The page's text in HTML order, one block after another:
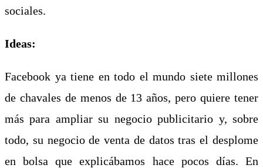
sociales.
Ideas:
Facebook ya tiene en todo el mundo siete millones
de chavales de menos de 13 años, pero quiere tener
más para ampliar su negocio publicitario y, sobre
todo, su negocio de venta de datos tras el desplome
en bolsa que explicábamos hace pocos días. En